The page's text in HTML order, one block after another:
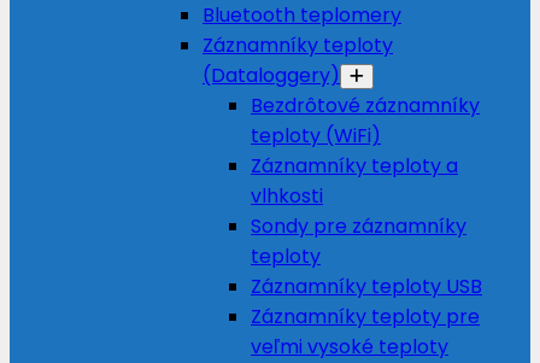
Bluetooth teplomery
Záznamníky teploty
(Dataloggery)
Bezdrôtové záznamníky
teploty (WiFi)
Záznamníky teploty a
vlhkosti
Sondy pre záznamníky
teploty
Záznamníky teploty USB
Záznamníky teploty pre
veľmi vysoké teploty